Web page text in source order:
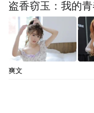
盗香窃玉：我的
爽文